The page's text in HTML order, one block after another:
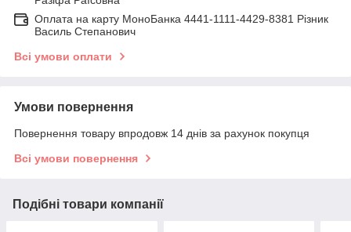
Оплата на карту МоноБанка 4441-1111-4429-8381 Різник
Василь Степанович
Всі умови оплати
Умови повернення
Повернення товару впродовж 14 днів за рахунок покупця
Всі умови повернення
Подібні товари компанії